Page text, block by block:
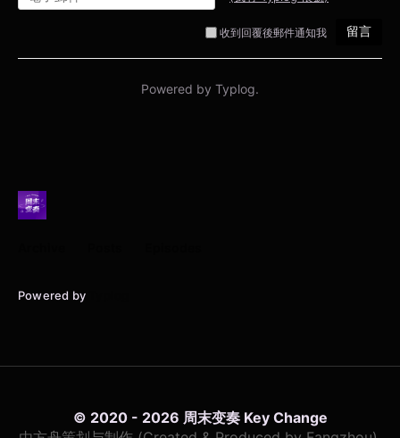
Powered by
© 2020 - 2026 周末变奏 Key Change